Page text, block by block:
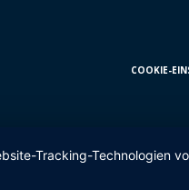
COOKIE-
Tracking-Technologien